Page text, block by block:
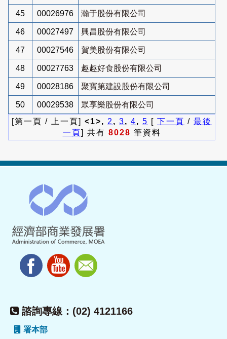
45 00026976 瀚于股份有限公司
46 00027497 興昌股份有限公司
47 00027546 賀美股份有限公司
48 00027763 趣趣好食股份有限公司
49 00028186 聚寶第建設股份有限公司
50 00029538
眾享樂股份有限公司
[第一頁 / 上一頁] <1>, 2 , 3, 4, 5 [ 下一頁 / 最後
一頁] 共有 8028 筆資料
諮詢專線：(02) 4121166
署本部